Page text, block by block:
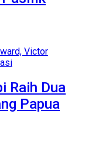
Raih Dua
Papua